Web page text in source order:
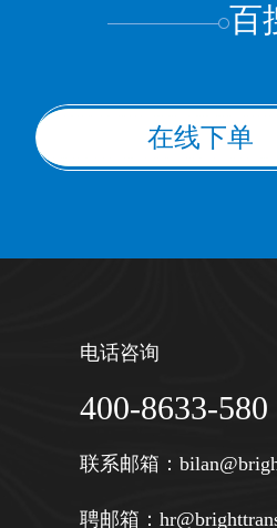
百
在线下单
电话咨询
400-8633-580
联系邮箱：
聘邮箱：